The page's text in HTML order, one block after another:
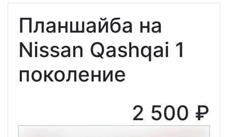
Планшайба на
Nissan Qashqai 1
поколение
2 500 ₽